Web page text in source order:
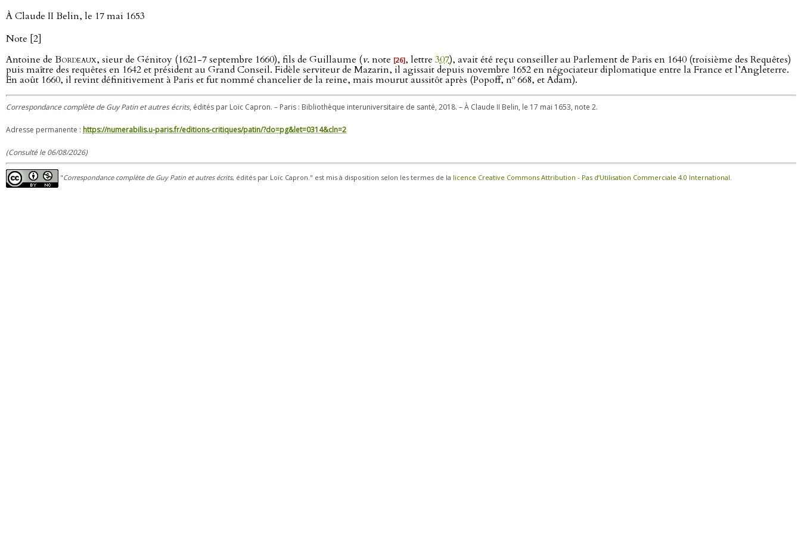
À Claude II Belin, le 17 mai 1653
Note [2]
Antoine de Bordeaux, sieur de Génitoy (1621-7 septembre 1660), fils de Guillaume (v. note [26], lettre 307), avait été reçu conseiller au Parlement de Paris en 1640 (troisième des Requêtes)
puis maître des requêtes en 1642 et président au Grand Conseil. Fidèle serviteur de Mazarin, il agissait depuis novembre 1652 en négociateur diplomatique entre la France et l’Angleterre.
En août 1660, il revint définitivement à Paris et fut nommé chancelier de la reine, mais mourut aussitôt après (Popoff, no 668, et Adam).
Correspondance complète de Guy Patin et autres écrits, édités par Loïc Capron. – Paris : Bibliothèque interuniversitaire de santé, 2018. – À Claude II Belin, le 17 mai 1653, note 2.
Adresse permanente : https://numerabilis.u-paris.fr/editions-critiques/patin/?do=pg&let=0314&cln=2
(Consulté le 06/08/2026)
"Correspondance complète de Guy Patin et autres écrits, édités par Loïc Capron." est mis à disposition selon les termes de la licence Creative Commons Attribution - Pas d’Utilisation Commerciale 4.0 International.